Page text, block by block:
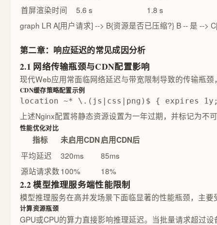
首屏渲染时间
5.6 s
1.8 s
graph LR A[用户请求] --> B{资源是否已压缩?} B -- 是 -->
第二章：响应延迟的常见成因分析
2.1 网络传输瓶颈与CDN配置影响
现代Web应用常面临网络延迟与带宽限制导致的传输瓶
CDN缓存策略配置示例
location ~* \.(js|css|png)$ { expires 1y;
上述Nginx配置将静态资源设置为一年过期，并标记为不
性能优化对比
指标 未启用CDN启用CDN后
平均延迟
320ms
85ms
源站请求数100% 18%
2.2 模型推理服务端性能限制
模型推理服务在高并发场景下面临显著的性能瓶颈，主
计算资源瓶颈
GPU或CPU的算力直接影响推理延迟。当批量请求超过